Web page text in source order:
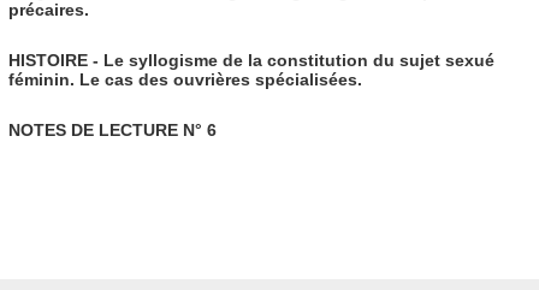
précaires.
HISTOIRE - Le syllogisme de la constitution du sujet sexué
féminin. Le cas des ouvrières spécialisées.
NOTES DE LECTURE N° 6